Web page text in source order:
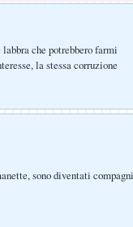
che potrebbero farmi
la stessa corruzione
sono diventati